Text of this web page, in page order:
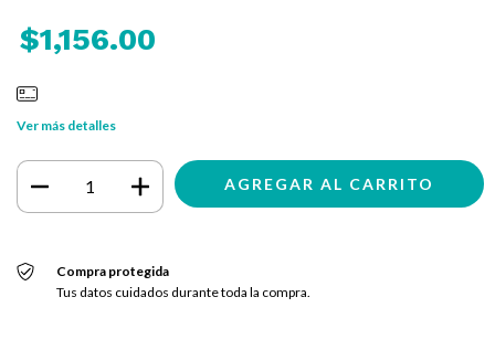
$1,156.00
Ver más detalles
Compra protegida
Tus datos cuidados durante toda la compra.